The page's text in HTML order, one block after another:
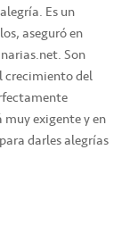
Es un
aseguró en
Son
crecimiento del
exigente y en
darles alegrías